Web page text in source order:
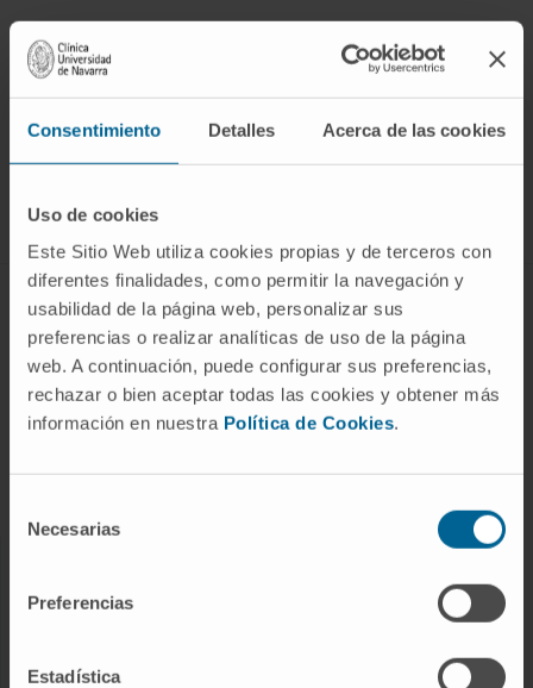
Consentimiento Detalles Acerca de las cookies
Uso de cookies
Este Sitio Web utiliza cookies propias y de terceros con
diferentes finalidades, como permitir la navegación y
usabilidad de la página web, personalizar sus
preferencias o realizar analíticas de uso de la página
web. A continuación, puede configurar sus preferencias,
rechazar o bien aceptar todas las cookies y obtener más
información en nuestra Política de Cookies.
Necesarias
Preferencias
Estadística
ABOUT CIMA
Who we are
Research Center of the Clinica
Campus of the Universidad de Navarra